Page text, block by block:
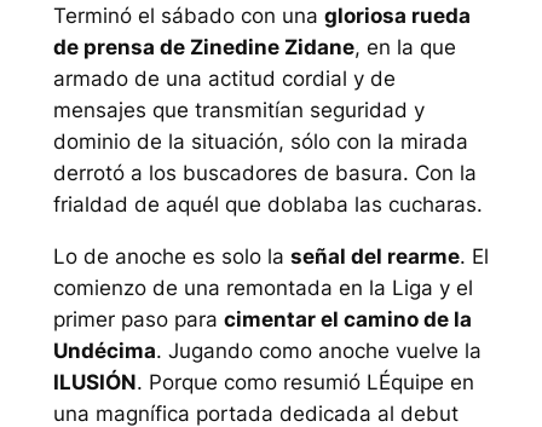
Terminó el sábado con una gloriosa rueda
de prensa de Zinedine Zidane, en la que
armado de una actitud cordial y de
mensajes que transmitían seguridad y
dominio de la situación, sólo con la mirada
derrotó a los buscadores de basura. Con la
frialdad de aquél que doblaba las cucharas.
Lo de anoche es solo la señal del rearme. El
comienzo de una remontada en la Liga y el
primer paso para cimentar el camino de la
Undécima. Jugando como anoche vuelve la
ILUSIÓN. Porque como resumió LÉquipe en
una magnífica portada dedicada al debut